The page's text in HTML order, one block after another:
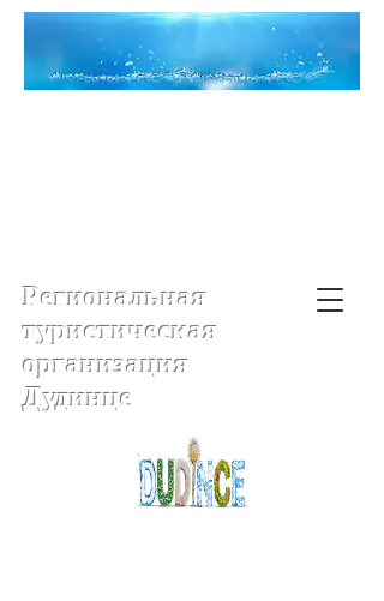
Региональная
туристическая
организация
Дудинце